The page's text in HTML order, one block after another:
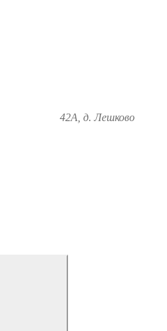
42А, д. Лешково